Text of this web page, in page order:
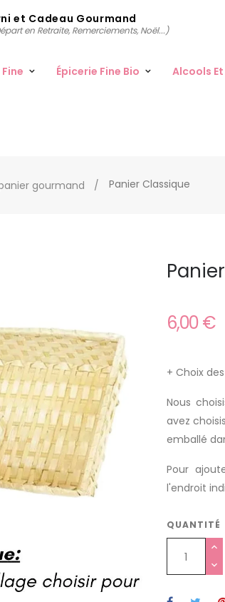
et Cadeau Gourmand
en Retraite, Remerciements, Noël...)
Épicerie Fine Bio Alcools
gourmand Panier Classique
6,00 €
+ Choix
Nous
avez
emballé
Pour
l'endroit
QUANTITÉ